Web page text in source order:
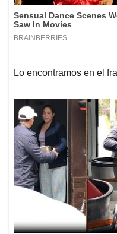
Lo encontramos en el